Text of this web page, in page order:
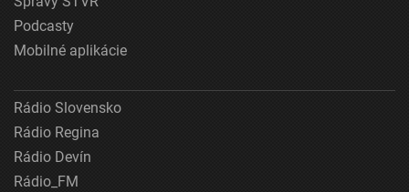
Podcasty
Mobilné aplikácie
Rádio Slovensko
Rádio Regina
Rádio Devín
Rádio_FM